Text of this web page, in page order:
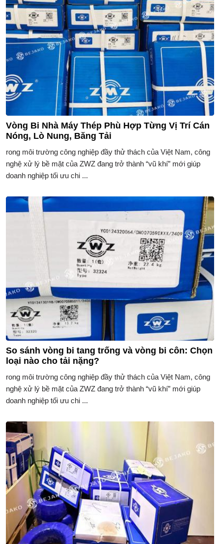
Vòng Bi Nhà Máy Thép Phù Hợp Từng Vị Trí Cán
Nóng, Lò Nung, Băng Tải
rong môi trường công nghiệp đầy thử thách của Việt Nam, công
nghệ xử lý bề mặt của ZWZ đang trở thành “vũ khí” mới giúp
doanh nghiệp tối ưu chi ...
So sánh vòng bi tang trống và vòng bi côn: Chọn
loại nào cho tải nặng?
rong môi trường công nghiệp đầy thử thách của Việt Nam, công
nghệ xử lý bề mặt của ZWZ đang trở thành “vũ khí” mới giúp
doanh nghiệp tối ưu chi ...